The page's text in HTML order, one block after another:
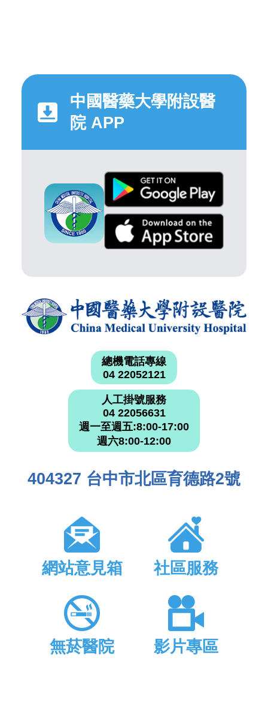
中國醫藥大學附設醫
院 APP
總機電話專線
04 22052121
人工掛號服務
04 22056631
週一至週五:8:00-17:00
週六8:00-12:00
404327 台中市北區育德路2號
網站意見箱 社區服務
無菸醫院 影片專區